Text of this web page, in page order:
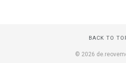
BACK TO
© 2026